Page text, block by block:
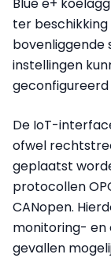
ter
bovenliggende
instellingen
geconfigureerd
De IoT-
ofwel
geplaatst
protocollen
CANopen.
monitoring- en
gevallen